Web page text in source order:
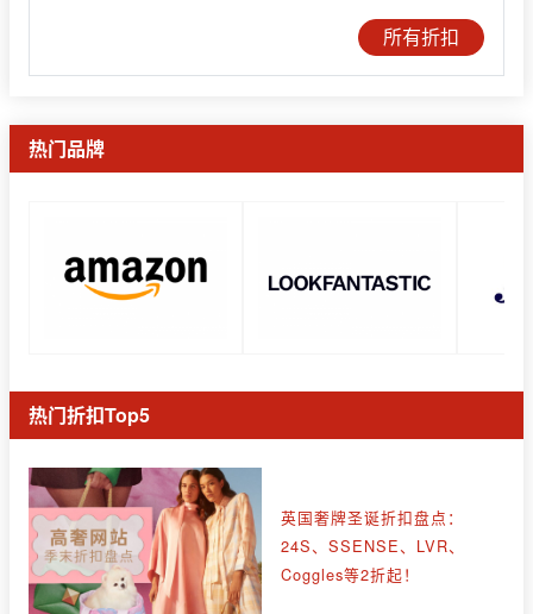
所有折扣
热门品牌
热门折扣Top5
英国奢牌圣诞折扣盘点：
24S、SSENSE、LVR、
Coggles等2折起！